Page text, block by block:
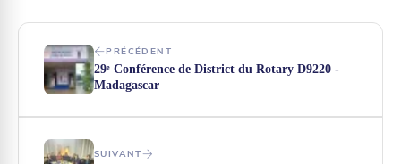
PRÉCÉDENT
29ᵉ Conférence de District du Rotary D9220 -
Madagascar
SUIVANT